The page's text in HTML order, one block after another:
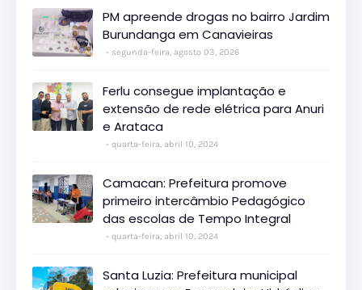
PM apreende drogas no bairro Jardim
Burundanga em Canavieiras
segunda-feira, agosto 03, 2026
Ferlu consegue implantação e
extensão de rede elétrica para Anuri
e Arataca
quarta-feira, abril 10, 2024
Camacan: Prefeitura promove
primeiro intercâmbio Pedagógico
das escolas de Tempo Integral
quarta-feira, abril 10, 2024
Santa Luzia: Prefeitura municipal